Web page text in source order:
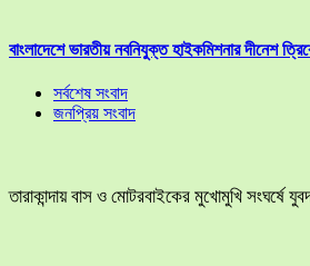
বাংলাদেশে ভারতীয় নবনিযুক্ত হাইকমিশনার দীনেশ
সর্বশেষ সংবাদ
জনপ্রিয় সংবাদ
তারাকান্দায় বাস ও মোটরবাইকের মুখোমুখি সংঘর্ষে